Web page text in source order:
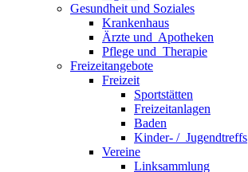
Gesundheit und Soziales
Krankenhaus
Ärzte und ­ Apotheken
Pflege und ­ Therapie
Freizeit­angebote
Freizeit
Sportstätten
Freizeitanlagen
Baden
Kinder- / ­ Jugendtreffs
Vereine
Linksammlung